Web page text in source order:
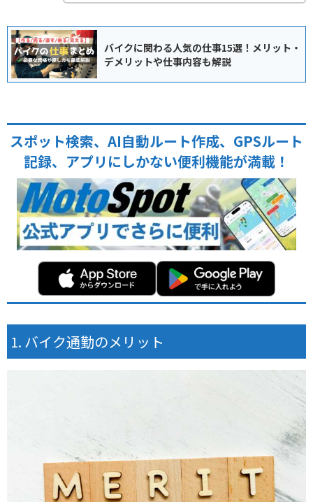
バイクに関わる人気の仕事15選！メリット・
デメリットや仕事内容も解説
スポット検索、AI自動ルート作成、GPSルート
記録、アプリにしかない便利機能が満載！
バイク通勤のメリット